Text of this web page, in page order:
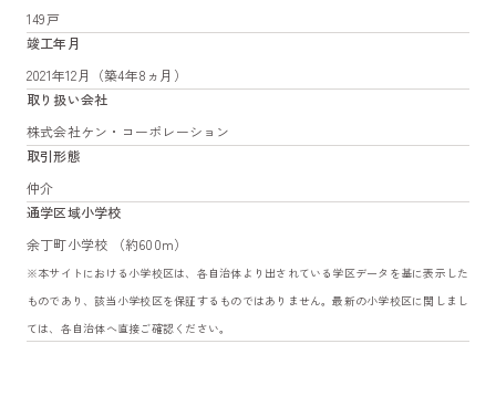
149戸
竣工年月
2021年12月（築4年8ヵ月）
取り扱い会社
株式会社ケン・コーポレーション
取引形態
仲介
通学区域小学校
余丁町小学校 （約600m）
※本サイトにおける小学校区は、各自治体より出されている学区データを基に表示した
ものであり、該当小学校区を保証するものではありません。最新の小学校区に関しまし
ては、各自治体へ直接ご確認ください。